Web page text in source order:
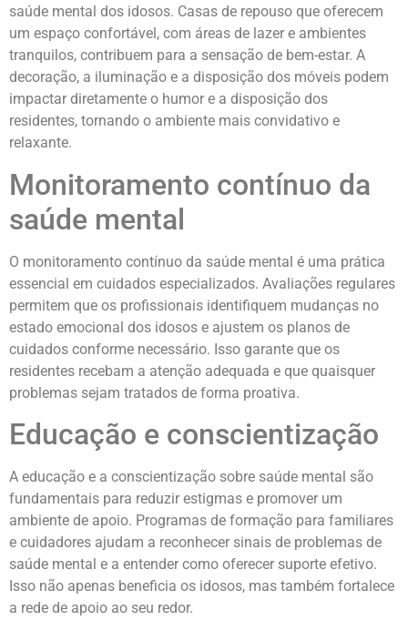
saúde mental dos idosos. Casas de repouso que oferecem
um espaço confortável, com áreas de lazer e ambientes
tranquilos, contribuem para a sensação de bem-estar. A
decoração, a iluminação e a disposição dos móveis podem
impactar diretamente o humor e a disposição dos
residentes, tornando o ambiente mais convidativo e
relaxante.
Monitoramento contínuo da
saúde mental
O monitoramento contínuo da saúde mental é uma prática
essencial em cuidados especializados. Avaliações regulares
permitem que os profissionais identifiquem mudanças no
estado emocional dos idosos e ajustem os planos de
cuidados conforme necessário. Isso garante que os
residentes recebam a atenção adequada e que quaisquer
problemas sejam tratados de forma proativa.
Educação e conscientização
A educação e a conscientização sobre saúde mental são
fundamentais para reduzir estigmas e promover um
ambiente de apoio. Programas de formação para familiares
e cuidadores ajudam a reconhecer sinais de problemas de
saúde mental e a entender como oferecer suporte efetivo.
Isso não apenas beneficia os idosos, mas também fortalece
a rede de apoio ao seu redor.